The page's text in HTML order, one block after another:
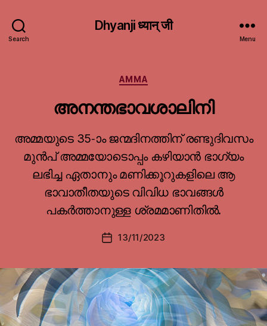
Search
Dhyanji ध्यान् जी
Menu
Categories
AMMA
അനന്തഭാവശാലിനി
അമ്മയുടെ 35-ാം ജന്മദിനത്തിന് രണ്ടുദിവസം
മുൻപ് അമ്മയോടൊപ്പം കഴിയാൻ ഭാഗ്യം
ലഭിച്ച ഏതാനും മണിക്കൂറുകളിലെ ആ
ഭാവാതീതയുടെ വിവിധ ഭാവങ്ങൾ
പകർത്താനുള്ള ശ്രമമാണിതിൽ.
Post13/11/2023